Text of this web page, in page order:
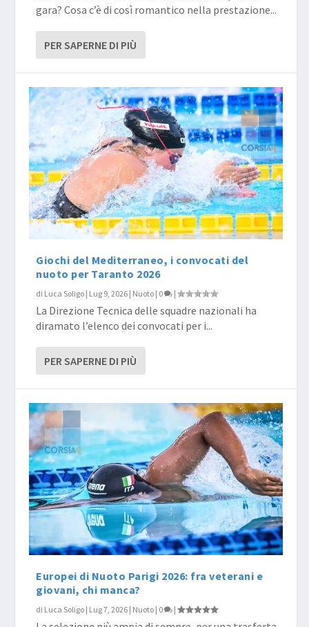
gara? Cosa c’è di così romantico nella prestazione...
PER SAPERNE DI PIÙ
Giochi del Mediterraneo, i convocati del
nuoto per Taranto 2026
di Luca Soligo | Lug 9, 2026 | Nuoto | 0 |
La Direzione Tecnica delle squadre nazionali ha
diramato l’elenco dei convocati per i...
PER SAPERNE DI PIÙ
Europei di Nuoto Parigi 2026: fra veterani e
giovani, chi manca?
di Luca Soligo | Lug 7, 2026 | Nuoto | 0 |